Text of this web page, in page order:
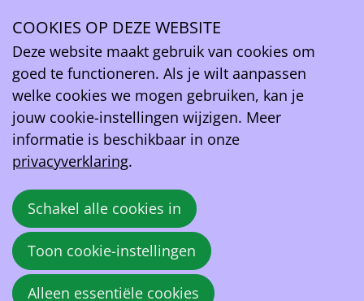
Bidirectioneel laden in België: alles wat je moet
weten
23 augustus 2024 om 11:00
Sébastien Vanhouche
Deel
dit
bericht
Facebook
X LinkedIn
E-mail
Terug naar overzicht
COOKIES OP DEZE WEBSITE
Deze website maakt gebruik van cookies om
goed te functioneren. Als je wilt aanpassen
welke cookies we mogen gebruiken, kan je
jouw cookie-instellingen wijzigen. Meer
informatie is beschikbaar in onze
privacyverklaring.
Schakel alle cookies in
Toon cookie-instellingen
Alleen essentiële cookies